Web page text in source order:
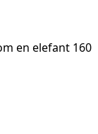
en elefant 160